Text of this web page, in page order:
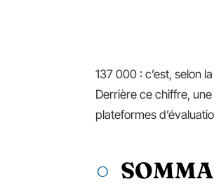
137 000 : c’est, selon
Derrière ce chiffre,
plateformes